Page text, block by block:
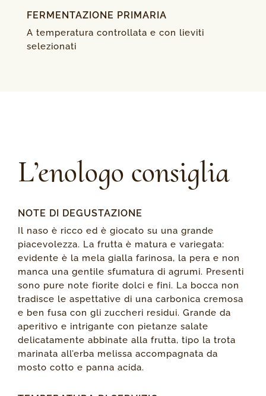
FERMENTAZIONE PRIMARIA
A temperatura controllata e con lieviti
selezionati
L’enologo consiglia
NOTE DI DEGUSTAZIONE
Il naso è ricco ed è giocato su una grande
piacevolezza. La frutta è matura e variegata:
evidente è la mela gialla farinosa, la pera e non
manca una gentile sfumatura di agrumi. Presenti
sono pure note fiorite dolci e fini. La bocca non
tradisce le aspettative di una carbonica cremosa
e ben fusa con gli zuccheri residui. Grande da
aperitivo e intrigante con pietanze salate
delicatamente abbinate alla frutta, tipo la trota
marinata all’erba melissa accompagnata da
mosto cotto e panna acida.